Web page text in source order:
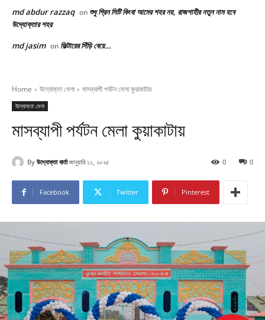
md abdur razzaq on শুধু গ্রিন সিটি কিংবা আমের শহর নয়, রাজশাহীর নতুন নাম হবে
উদ্যোক্তার শহর
md jasim on ফিল্টারের সিঁড়ি বেয়ে…